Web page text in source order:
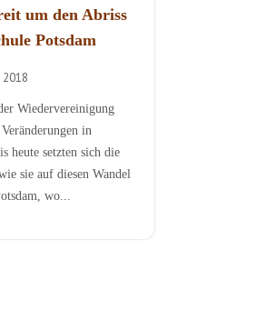
um den Abriss
Potsdam
2018
Wiedervereinigung
in
heute setzten sich die
sie auf diesen Wandel
wo...